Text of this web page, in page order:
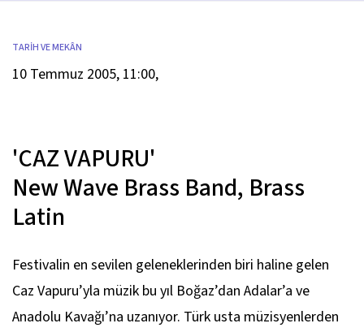
TARİH VE MEKÂN
10 Temmuz 2005, 11:00,
'CAZ VAPURU'
New Wave Brass Band, Brass
Latin
Festivalin en sevilen geleneklerinden biri haline gelen
Caz Vapuru’yla müzik bu yıl Boğaz’dan Adalar’a ve
Anadolu Kavağı’na uzanıyor. Türk usta müzisyenlerden